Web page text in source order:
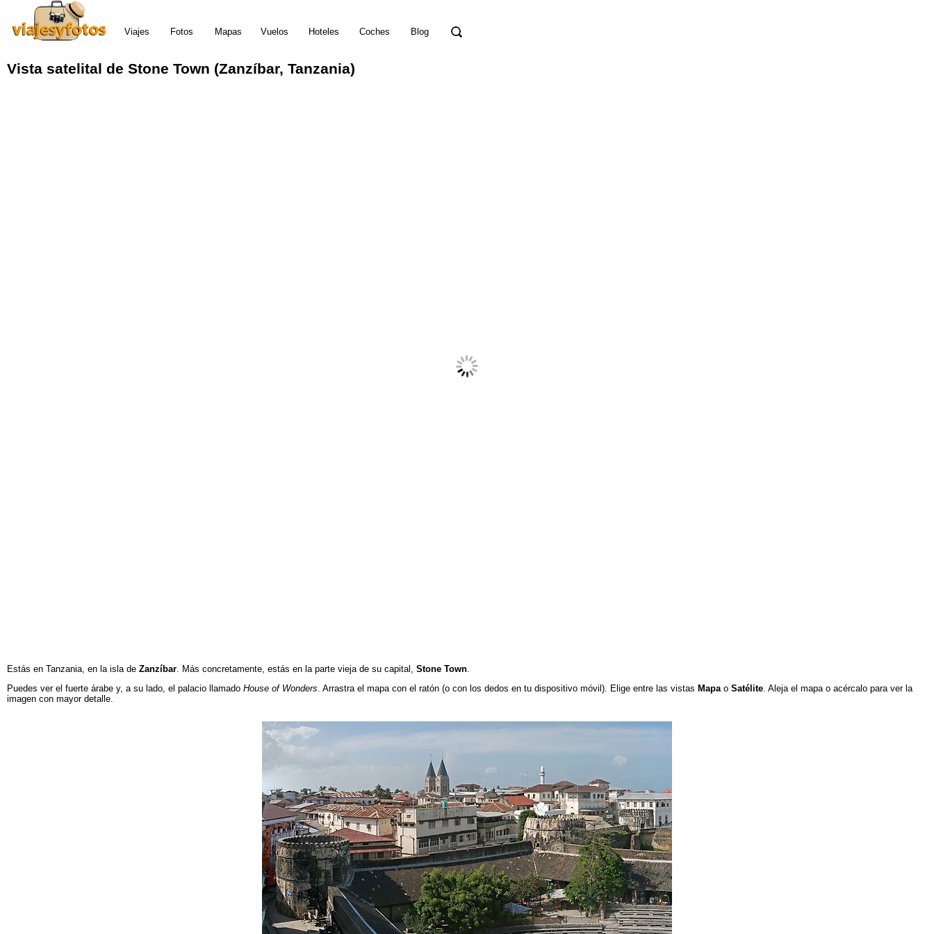
Viajes Fotos Mapas Vuelos Hoteles Coches Blog
Vista satelital de Stone Town (Zanzíbar, Tanzania)
Estás en Tanzania, en la isla de Zanzíbar . Más concretamente, estás en la parte vieja de su capital, Stone Town
Puedes ver el fuerte árabe y, a su lado, el palacio llamado House of Wonders. Arrastra el mapa con el ratón (o con los dedos en tu dispositivo móvil). Elige entre las vistas Mapao Satélite. Aleja el mapa o acércalo para ver la
imagen con mayor detalle.